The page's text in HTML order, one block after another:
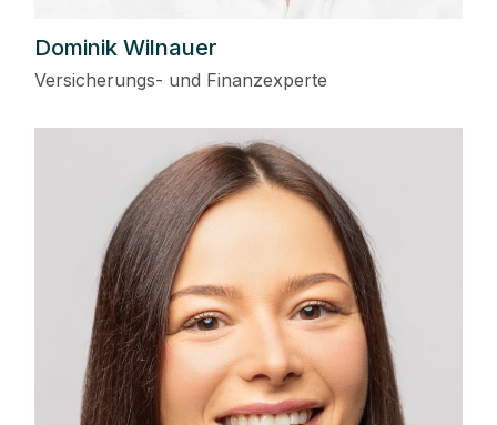
Dominik Wilnauer
Versicherungs- und Finanzexperte